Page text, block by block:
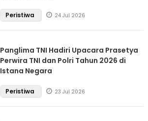
Peristiwa 24 Jul 2026
Panglima TNI Hadiri Upacara Prasetya
Perwira TNI dan Polri Tahun 2026 di
Istana Negara
Peristiwa 23 Jul 2026